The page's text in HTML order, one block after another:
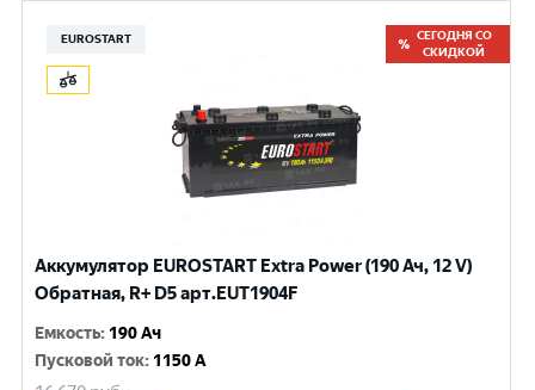
EUROSTART
СЕГОДНЯ СО
СКИДКОЙ
Аккумулятор EUROSTART Extra Power (190 Ач, 12 V)
Обратная, R+ D5 арт.EUT1904F
Емкость: 190 Ач
Пусковой ток: 1150 A